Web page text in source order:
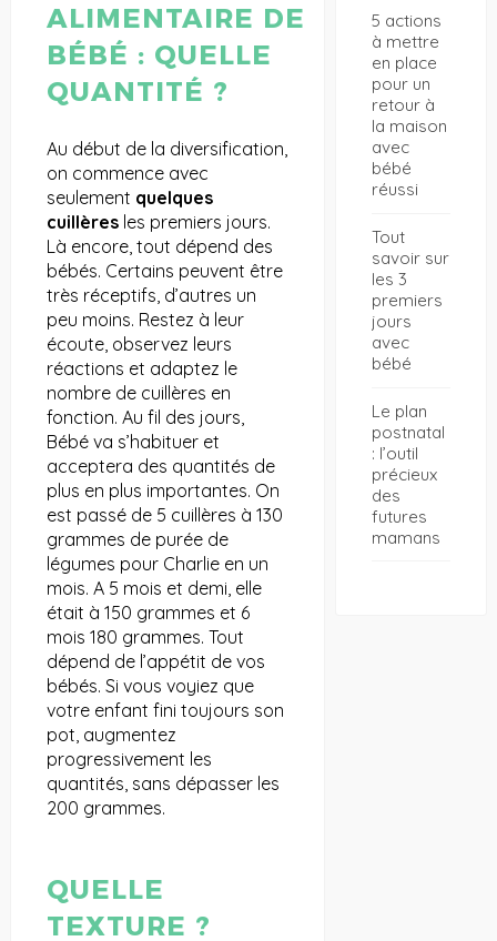
ALIMENTAIRE DE
BÉBÉ : QUELLE
QUANTITÉ ?
Au début de la diversification,
on commence avec
seulement quelques
cuillèresles premiers jours.
Là encore, tout dépend des
bébés. Certains peuvent être
très réceptifs, d’autres un
peu moins. Restez à leur
écoute, observez leurs
réactions et adaptez le
nombre de cuillères en
fonction. Au fil des jours,
Bébé va s’habituer et
acceptera des quantités de
plus en plus importantes. On
est passé de 5 cuillères à 130
grammes de purée de
légumes pour Charlie en un
mois. A 5 mois et demi, elle
était à 150 grammes et 6
mois 180 grammes. Tout
dépend de l’appétit de vos
bébés. Si vous voyiez que
votre enfant fini toujours son
pot, augmentez
progressivement les
quantités, sans dépasser les
200 grammes.
QUELLE
TEXTURE ?
5 actions
à mettre
en place
pour un
retour à
la maison
avec
bébé
réussi
Tout
savoir sur
les 3
premiers
jours
avec
bébé
Le plan
postnatal
: l’outil
précieux
des
futures
mamans